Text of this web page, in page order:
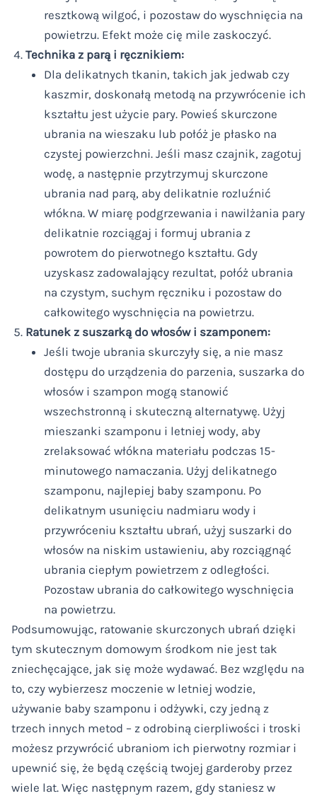
resztkową wilgoć, i pozostaw do wyschnięcia na
powietrzu. Efekt może cię mile zaskoczyć.
Technika z parą i ręcznikiem:
Dla delikatnych tkanin, takich jak jedwab czy
kaszmir, doskonałą metodą na przywrócenie ich
kształtu jest użycie pary. Powieś skurczone
ubrania na wieszaku lub połóż je płasko na
czystej powierzchni. Jeśli masz czajnik, zagotuj
wodę, a następnie przytrzymuj skurczone
ubrania nad parą, aby delikatnie rozluźnić
włókna. W miarę podgrzewania i nawilżania pary
delikatnie rozciągaj i formuj ubrania z
powrotem do pierwotnego kształtu. Gdy
uzyskasz zadowalający rezultat, połóż ubrania
na czystym, suchym ręczniku i pozostaw do
całkowitego wyschnięcia na powietrzu.
Ratunek z suszarką do włosów i szamponem:
Jeśli twoje ubrania skurczyły się, a nie masz
dostępu do urządzenia do parzenia, suszarka do
włosów i szampon mogą stanowić
wszechstronną i skuteczną alternatywę. Użyj
mieszanki szamponu i letniej wody, aby
zrelaksować włókna materiału podczas 15-
minutowego namaczania. Użyj delikatnego
szamponu, najlepiej baby szamponu. Po
delikatnym usunięciu nadmiaru wody i
przywróceniu kształtu ubrań, użyj suszarki do
włosów na niskim ustawieniu, aby rozciągnąć
ubrania ciepłym powietrzem z odległości.
Pozostaw ubrania do całkowitego wyschnięcia
na powietrzu.
Podsumowując, ratowanie skurczonych ubrań dzięki
tym skutecznym domowym środkom nie jest tak
zniechęcające, jak się może wydawać. Bez względu na
to, czy wybierzesz moczenie w letniej wodzie,
używanie baby szamponu i odżywki, czy jedną z
trzech innych metod – z odrobiną cierpliwości i troski
możesz przywrócić ubraniom ich pierwotny rozmiar i
upewnić się, że będą częścią twojej garderoby przez
wiele lat. Więc następnym razem, gdy staniesz w